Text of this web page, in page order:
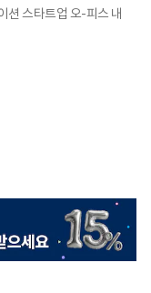
션 스타트업 오-피스 내